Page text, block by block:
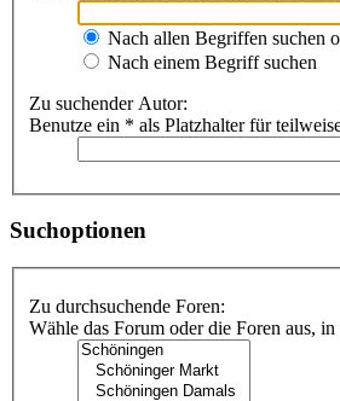
Nach allen Begriffen suchen
Nach einem Begriff suchen
Zu suchender Autor:
Benutze ein * als Platzhalter für
Suchoptionen
Zu durchsuchende Foren:
Wähle das Forum oder die Foren aus,